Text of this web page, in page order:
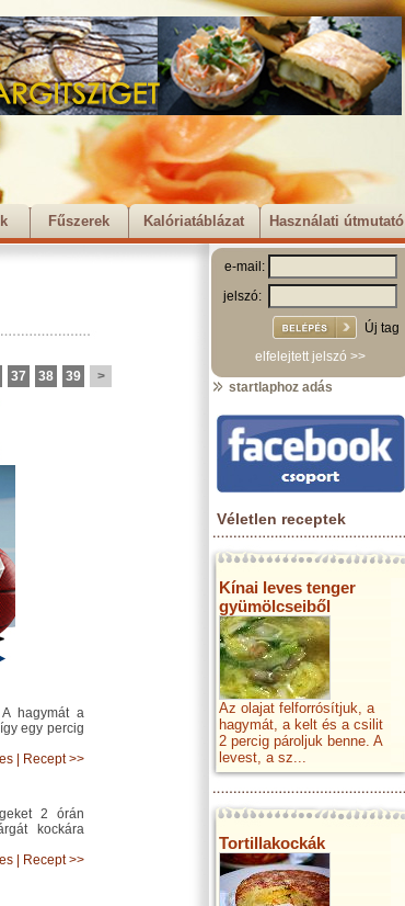
Fűszerek Kalóriatáblázat Használati útmutató
37 38 39 >
hagymát a
egy percig
Recept >>
2 órán
kockára
Recept >>
e-mail:
jelszó:
Új tag
elfelejtett jelszó >>
startlaphoz adás
Véletlen receptek
Kínai leves tenger
gyümölcseiből
Az olajat felforrósítjuk, a
hagymát, a kelt és a csilit
2 percig pároljuk benne. A
levest, a sz...
Tortillakockák